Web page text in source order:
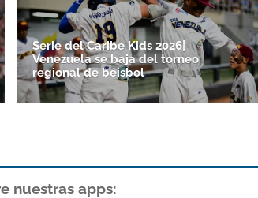
Serie del Caribe Kids 2026|
Venezuela se baja del torneo
regional de béisbol
nuestras apps: